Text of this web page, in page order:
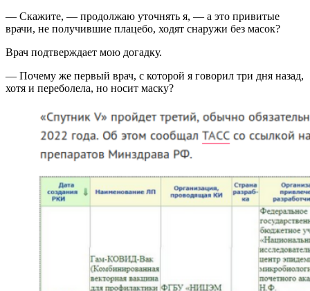
— Скажите, — продолжаю уточнять я, — а это привитые
врачи, не получившие плацебо, ходят снаружи без масок?
Врач подтверждает мою догадку.
— Почему же первый врач, с которой я говорил три дня назад,
хотя и переболела, но носит маску?